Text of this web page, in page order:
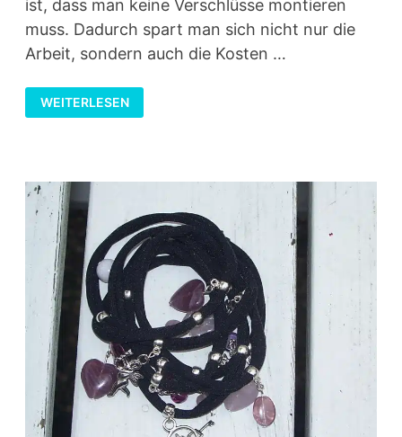
ist, dass man keine Verschlüsse montieren
muss. Dadurch spart man sich nicht nur die
Arbeit, sondern auch die Kosten …
ARMBÄNDER
AUS
LYCRA-
WEITERLESEN